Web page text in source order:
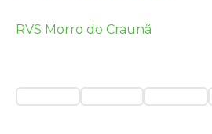
RVS Morro do Craunã